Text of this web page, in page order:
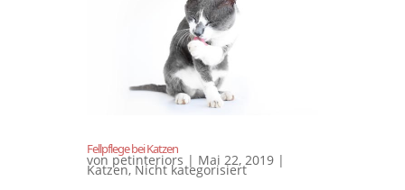
Fellpflege bei Katzen
von petinteriors | Mai 22, 2019 |
Katzen,Nicht kategorisiert